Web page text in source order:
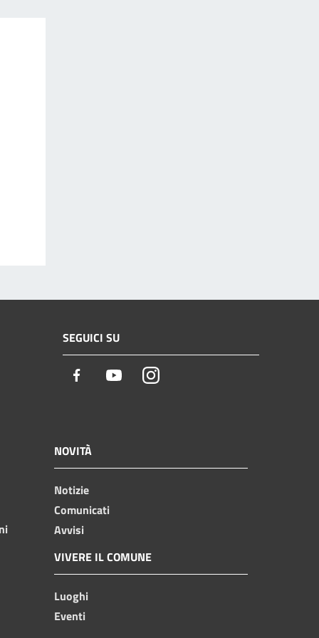
SEGUICI SU
Facebook YoutubeInstagram
NOVITÀ
Notizie
Comunicati
Avvisi
VIVERE IL COMUNE
Luoghi
Eventi